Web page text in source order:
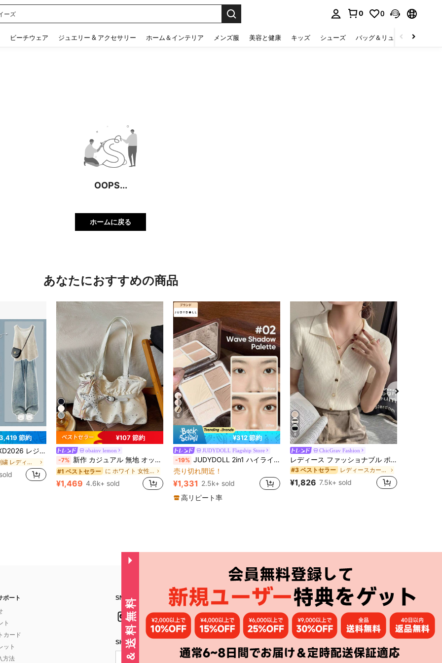
ーズ
0 0
ビーチウェア ジュエリー & アクセサリー ホーム＆インテリア メンズ服 美容と健康 キッズ シューズ バッグ＆リュック
OOPS...
ホームに戻る
あなたにおすすめの商品
節約
性 ワイルドスタイル ボア付きトップス ワイルドスタイル ロングスカート 3点セット UVカット 軽量 通気性 袖付き ヒップカバー効果 通気性抜群 サイズ豊富
に 刺繍 レディースコーデ
に 刺繍 レディースコーデ
に 刺繍 レディースコーデ
に 刺繍 レディースコーデ
4
¥107 節約
obainv lemon
-7% 新作 カジュアル 無地 オックスフォード生地 トートバッグ、星柄、プリーツ生地 レディース ショルダーバッグ、エステティック
#1 ベストセラー
売り切れ間近！
#1 ベストセラー に ホワイト 女性のショルダーバッグ
売り切れ間近！
#1 ベストセラー に ホワイト 女性のショルダーバッグ
売り切れ間近！
#1 ベストセラー に ホワイト 女性のショルダーバッグ
¥1,469 4.6k+ sold
6
¥312 節約
JUDYDOLL Flagship Store
-19% JUDYDOLL 2in1 ハイライター&コントアーパレット 9g、マット&シマーブラッシュパレット、多目的フェイスシェーディング&ブライトニング、初心者向け、自己使用やギフトに、様々なメイクアップ、パーティー、結婚式、イベントに適用可能
売り切れ間近！
(1000+)
売り切れ間近！
(1000+)
売り切れ間近！
(1000+)
売り切れ間近！
(1000+)
¥1,331 2.5k+ sold
高リピート率
8
ChicGrav Fashion
レディース ファッショナブル ポロカラー ラグラン 半袖 ニットTシャツ 軽量 万能カーディガントップ 春夏向け エステティック 秋
#3 ベストセラー
売り切れ間近！
#3 ベストセラー レディースカーディガン
売り切れ間近！
#3 ベストセラー レディースカーディガン
売り切れ間近！
#3 ベストセラー レディースカーディガン
¥1,826 7.5k+ sold
ポート
ト
カード
ット
方法
SNSフォローはこちら： アプリ
SHEIN STYLE NEWSを購読する
購読